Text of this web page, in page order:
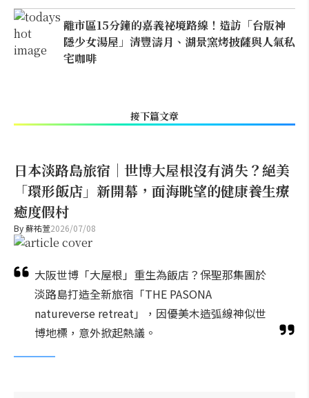
離市區15分鐘的嘉義祕境路線！造訪「台版神
隱少女湯屋」清豐濤月、湖景窯烤披薩與人氣私
宅咖啡
接下篇文章
日本淡路島旅宿｜世博大屋根沒有消失？絕美
「環形飯店」新開幕，面海眺望的健康養生療
癒度假村
By蘇祐萱2026/07/08
大阪世博「大屋根」重生為飯店？保聖那集團於
淡路島打造全新旅宿「THE PASONA
natureverse retreat」，因優美木造弧線神似世
博地標，意外掀起熱議。